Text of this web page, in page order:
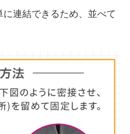
連結できるため、並べて